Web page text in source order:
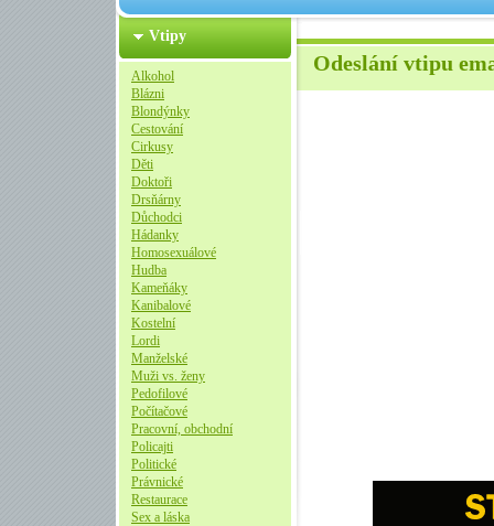
Vtipy
Alkohol
Blázni
Blondýnky
Cestování
Cirkusy
Děti
Doktoři
Drsňárny
Důchodci
Hádanky
Homosexuálové
Hudba
Kameňáky
Kanibalové
Kostelní
Lordi
Manželské
Muži vs. ženy
Pedofilové
Počítačové
Pracovní, obchodní
Policajti
Politické
Právnické
Restaurace
Sex a láska
Odeslání vtipu